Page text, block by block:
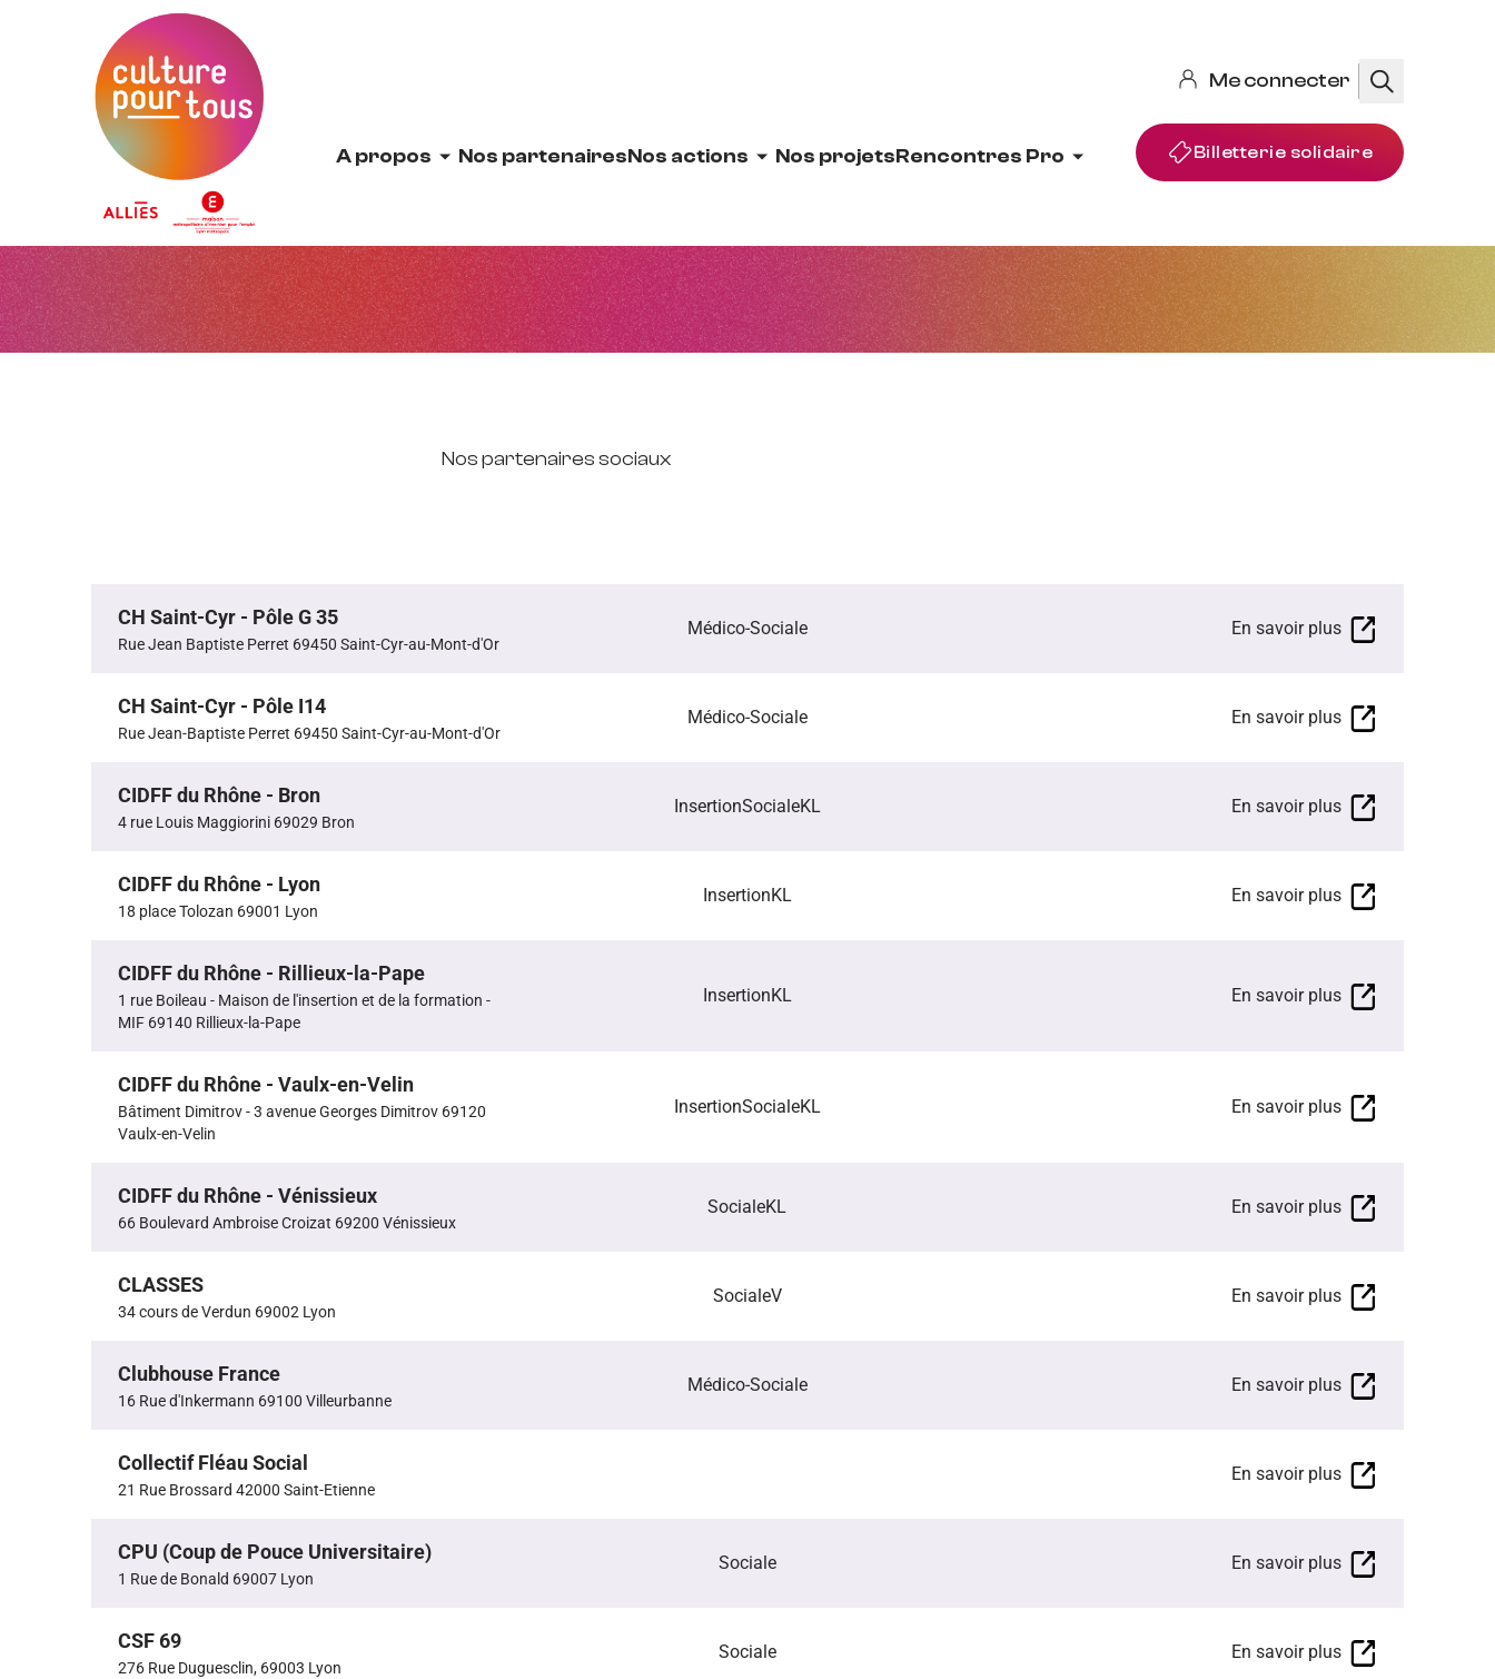
Accueil
Me connecter Rechercher
A propos Nos partenairesNos actions Nos projetsRencontres Pro Billetterie solidaire
Nos partenaires sociaux
CH Saint-Cyr - Pôle G 35
Rue Jean Baptiste Perret 69450 Saint-Cyr-au-Mont-d'Or
Médico-Sociale En savoir plus
CH Saint-Cyr - Pôle I14
Rue Jean-Baptiste Perret 69450 Saint-Cyr-au-Mont-d'Or
Médico-Sociale En savoir plus
CIDFF du Rhône - Bron
4 rue Louis Maggiorini 69029 Bron
InsertionSocialeKL En savoir plus
CIDFF du Rhône - Lyon
18 place Tolozan 69001 Lyon
InsertionKL En savoir plus
CIDFF du Rhône - Rillieux-la-Pape
1 rue Boileau - Maison de l'insertion et de la formation -
MIF 69140 Rillieux-la-Pape
InsertionKL En savoir plus
CIDFF du Rhône - Vaulx-en-Velin
Bâtiment Dimitrov - 3 avenue Georges Dimitrov 69120
Vaulx-en-Velin
InsertionSocialeKL En savoir plus
CIDFF du Rhône - Vénissieux
66 Boulevard Ambroise Croizat 69200 Vénissieux
SocialeKL En savoir plus
CLASSES
34 cours de Verdun 69002 Lyon
SocialeV En savoir plus
Clubhouse France
16 Rue d'Inkermann 69100 Villeurbanne
Médico-Sociale En savoir plus
Collectif Fléau Social
21 Rue Brossard 42000 Saint-Etienne
En savoir plus
CPU (Coup de Pouce Universitaire)
1 Rue de Bonald 69007 Lyon
Sociale En savoir plus
CSF 69
276 Rue Duguesclin, 69003 Lyon
Sociale En savoir plus